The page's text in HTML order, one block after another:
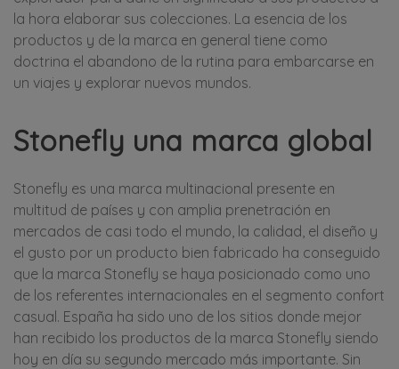
la hora elaborar sus colecciones. La esencia de los
productos y de la marca en general tiene como
doctrina el abandono de la rutina para embarcarse en
un viajes y explorar nuevos mundos.
Stonefly una marca global
Stonefly es una marca multinacional presente en
multitud de países y con amplia prenetración en
mercados de casi todo el mundo, la calidad, el diseño y
el gusto por un producto bien fabricado ha conseguido
que la marca Stonefly se haya posicionado como uno
de los referentes internacionales en el segmento confort
casual. España ha sido uno de los sitios donde mejor
han recibido los productos de la marca Stonefly siendo
hoy en día su segundo mercado más importante. Sin